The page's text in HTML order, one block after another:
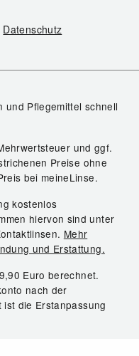
Datenschutz
Pflegemittel schnell
und ggf.
Preise ohne
bei meineLinse.
kostenlos
hiervon sind unter
Mehr
und Erstattung.
Euro berechnet.
nach der
die Erstanpassung